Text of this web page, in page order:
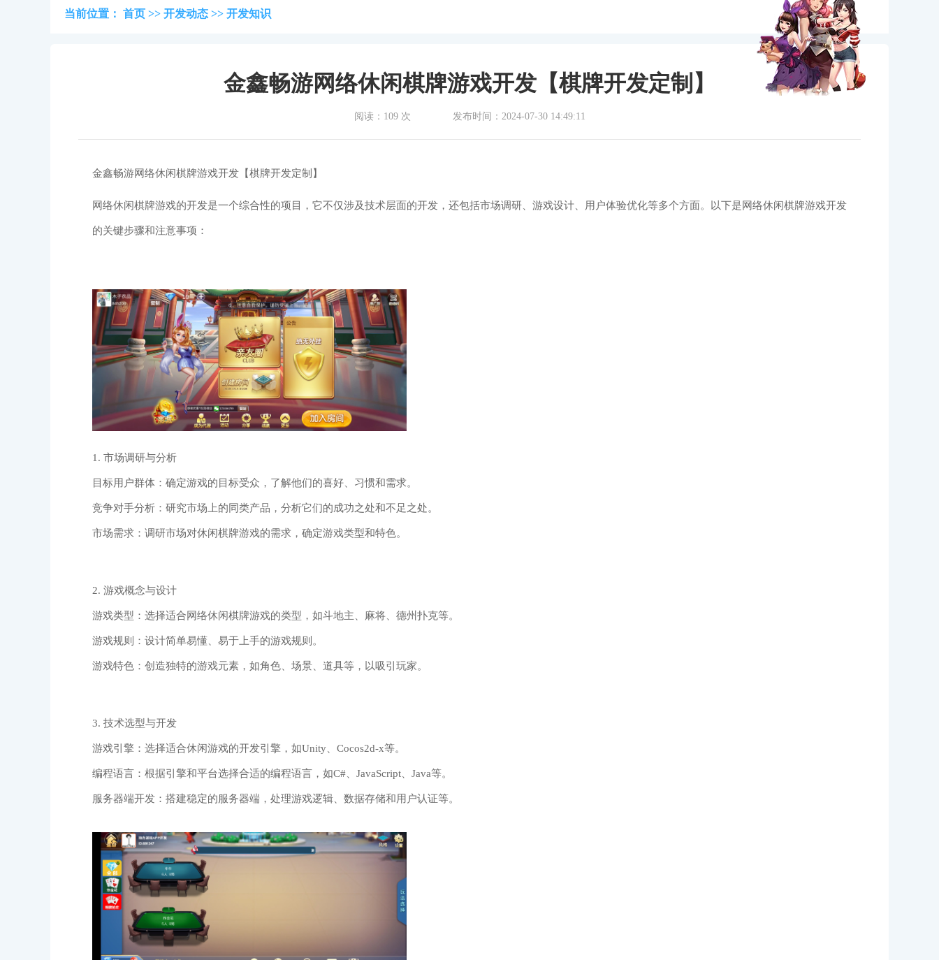
当前位置： 首页 >> 开发动态 >> 开发知识
金鑫畅游网络休闲棋牌游戏开发【棋牌开发定制】
阅读：109 次 发布时间：2024-07-30 14:49:11
金鑫畅游网络休闲棋牌游戏开发【棋牌开发定制】
网络休闲棋牌游戏的开发是一个综合性的项目，它不仅涉及技术层面的开发，还包括市场调研、游戏设计、用户体验优化等多个方面。以下是网络休闲棋牌游戏开发
的关键步骤和注意事项：
1. 市场调研与分析
目标用户群体：确定游戏的目标受众，了解他们的喜好、习惯和需求。
竞争对手分析：研究市场上的同类产品，分析它们的成功之处和不足之处。
市场需求：调研市场对休闲棋牌游戏的需求，确定游戏类型和特色。
2. 游戏概念与设计
游戏类型：选择适合网络休闲棋牌游戏的类型，如斗地主、麻将、德州扑克等。
游戏规则：设计简单易懂、易于上手的游戏规则。
游戏特色：创造独特的游戏元素，如角色、场景、道具等，以吸引玩家。
3. 技术选型与开发
游戏引擎：选择适合休闲游戏的开发引擎，如Unity、Cocos2d-x等。
编程语言：根据引擎和平台选择合适的编程语言，如C#、JavaScript、Java等。
服务器端开发：搭建稳定的服务器端，处理游戏逻辑、数据存储和用户认证等。